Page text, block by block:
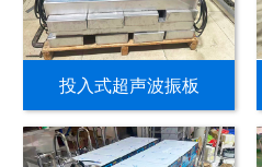
投入式超声波振板